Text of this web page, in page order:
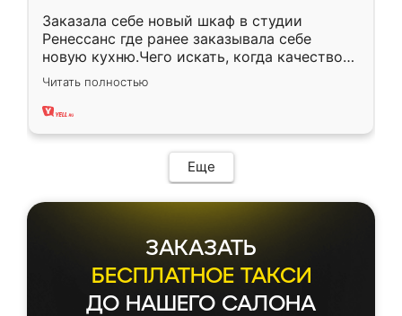
Заказала себе новый шкаф в студии
Ренессанс где ранее заказывала себе
новую кухню.Чего искать, когда качеством
вполне довольна. Служит кухня уже почти
два года, нареканий нет.
Читать полностью
Еще
ЗАКАЗАТЬ
БЕСПЛАТНОЕ ТАКСИ
ДО НАШЕГО САЛОНА